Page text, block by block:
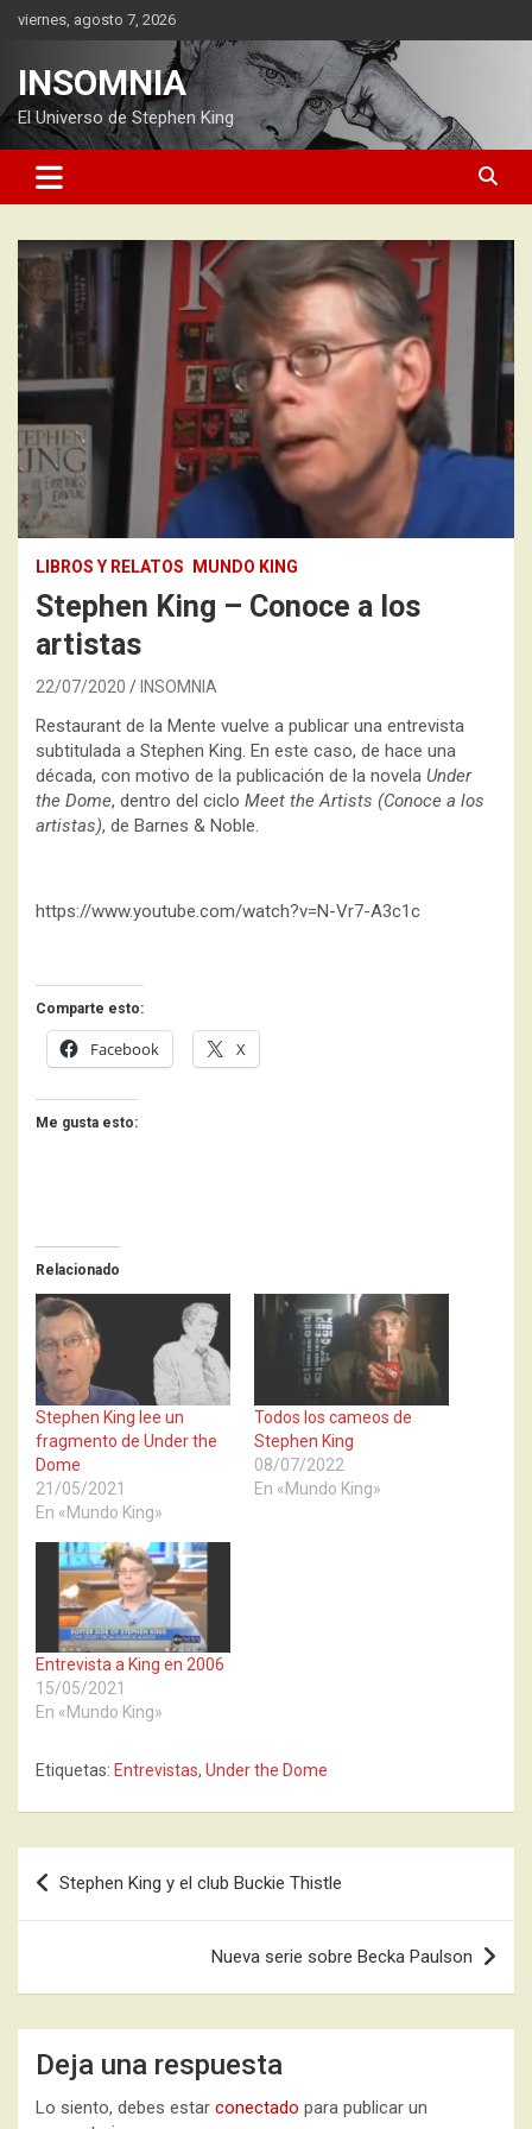
Saltarviernes, agosto 7, 2026
INSOMNIA
El Universo de Stephen King
LIBROS Y RELATOS MUNDO KING
Stephen King – Conoce a los
artistas
22/07/2020 INSOMNIA
Restaurant de la Mente vuelve a publicar una entrevista
subtitulada a Stephen King. En este caso, de hace una
década, con motivo de la publicación de la novela Under
the Dome, dentro del ciclo Meet the Artists (Conoce a los
artistas), de Barnes & Noble.
https://www.youtube.com/watch?v=N-Vr7-A3c1c
Comparte esto:
Facebook X
Me gusta esto:
Relacionado
Stephen King lee un
fragmento de Under the
Dome
21/05/2021
En «Mundo King»
Todos los cameos de
Stephen King
08/07/2022
En «Mundo King»
Entrevista a King en 2006
15/05/2021
En «Mundo King»
Etiquetas: Entrevistas, Under the Dome
Navegación
de
Stephen King y el club Buckie Thistle
Nueva serie sobre Becka Paulson
Deja una respuesta
Lo siento, debes estar conectado para publicar un